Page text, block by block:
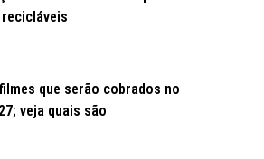
que serão cobrados no
veja quais são